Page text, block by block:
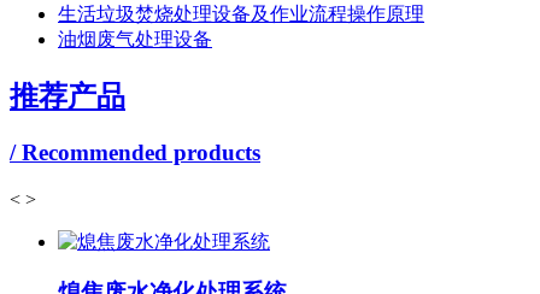
生活垃圾焚烧处理设备及作业流程操作原理
油烟废气处理设备
推荐产品
/ Recommended products
< >